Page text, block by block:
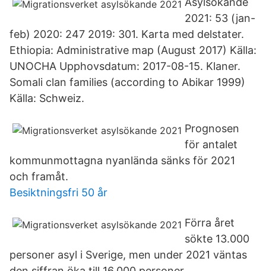
2021: 53 (jan-
feb) 2020: 247 2019: 301. Karta med delstater.
Ethiopia: Administrative map (August 2017) Källa:
UNOCHA Upphovsdatum: 2017-08-15. Klaner.
Somali clan families (according to Abikar 1999)
Källa: Schweiz.
Prognosen
för antalet
kommunmottagna nyanlända sänks för 2021
och framåt.
Besiktningsfri 50 år
Förra året
sökte 13.000
personer asyl i Sverige, men under 2021 väntas